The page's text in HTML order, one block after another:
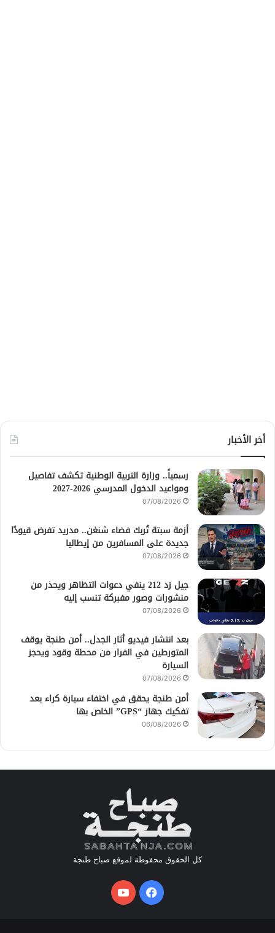
أخر الأخبار
رسمياً.. وزارة التربية الوطنية تكشف تفاصيل
ومواعيد الدخول المدرسي 2026-2027
07/08/2026
أزمة سبتة تُربك فضاء شنغن.. مدريد تفرض قيودًا
جديدة على المسافرين من إيطاليا
07/08/2026
جيل زد 212 ينفي دعوات التظاهر ويحذر من
منشورات وصور مفبركة تنسب إليه
07/08/2026
بعد انتشار فيديو أثار الجدل.. أمن طنجة يوقف
المتورطين في الفرار من محطة وقود ويحجز
السيارة
07/08/2026
أمن طنجة يحقق في اختفاء سيارة كراء بعد
تفكيك جهاز “GPS” الخاص بها
06/08/2026
كل الحقوق محفوظة لموقع صباح طنجة
فيسبوكيوتيوب